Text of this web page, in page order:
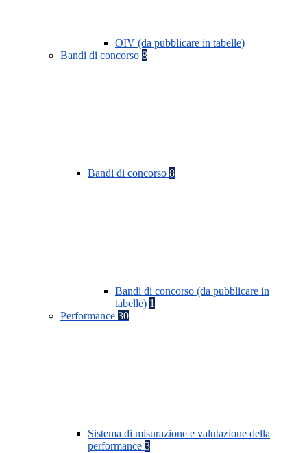
OIV (da pubblicare in tabelle)
Bandi di concorso 8
Bandi di concorso 8
Bandi di concorso (da pubblicare in
tabelle) 1
Performance 30
Sistema di misurazione e valutazione della
performance 3